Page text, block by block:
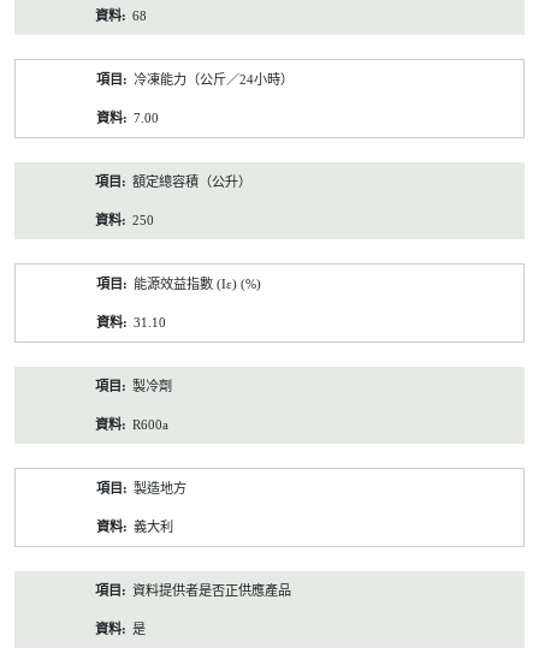
68
冷凍能力（公斤／24小時）
7.00
額定總容積（公升）
250
能源效益指數 (Iε) (%)
31.10
製冷劑
R600a
製造地方
義大利
資料提供者是否正供應產品
是